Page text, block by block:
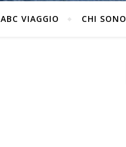
ABC VIAGGIO CHI SONO